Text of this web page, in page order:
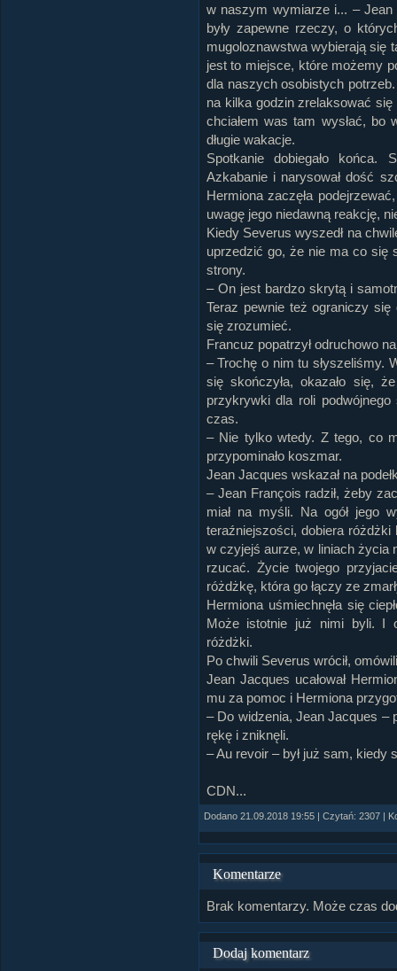
w naszym wymiarze i... – Jean
były zapewne rzeczy, o
mugoloznawstwa wybierają się
jest to miejsce, które możemy
dla naszych osobistych
na kilka godzin zrelaksować się
chciałem was tam wysłać, bo
długie wakacje.
Spotkanie dobiegało końca.
Azkabanie i narysował dość
Hermiona zaczęła
uwagę jego niedawną reakcję,
Kiedy Severus wyszedł na
uprzedzić go, że nie ma co się
strony.
– On jest bardzo skrytą i
Teraz pewnie też ograniczy się
się zrozumieć.
Francuz popatrzył odruchowo
– Trochę o nim tu słyszeliśmy.
się skończyła, okazało się,
przykrywki dla roli
czas.
– Nie tylko wtedy. Z tego, co
przypominało koszmar.
Jean Jacques wskazał na
– Jean François radził, żeby
miał na myśli. Na ogół jego
teraźniejszości, dobiera
w czyjejś aurze, w liniach życia
rzucać. Życie twojego
różdżkę, która go łączy ze
Hermiona uśmiechnęła się
Może istotnie już nimi byli. I
różdżki.
Po chwili Severus wrócił,
Jean Jacques ucałował
mu za pomoc i Hermiona
– Do widzenia, Jean Jacques –
rękę i zniknęli.
– Au revoir – był już sam, kiedy
CDN...
Dodano 21.09.2018 19:55 | Czytań: 2307 |
Komentarze
Brak komentarzy. Może czas
Dodaj komentarz